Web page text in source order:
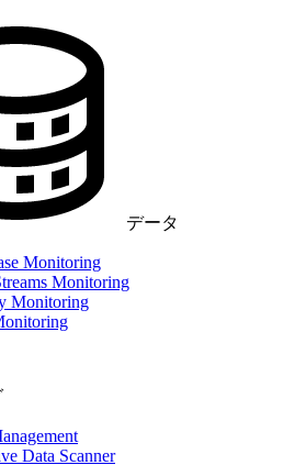
データ
Monitoring
Monitoring
Monitoring
Data Scanner